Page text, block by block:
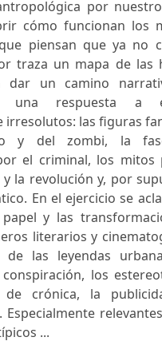
por
cómo funcionan los
piensan que ya no
traza un mapa de las
dar un camino
una respuesta a
irresolutos: las figuras
y del zombi, la
el criminal, los mitos
la revolución y, por
En el ejercicio se
y las
literarios y
de las leyendas
los
de crónica, la
Especialmente
...